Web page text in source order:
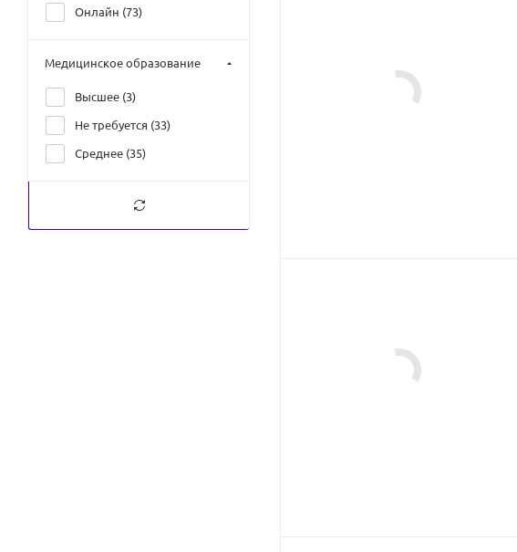
Группа компаний МЕЛИС
Дом Русской Косметики
Онлайн (73)
Медицинское образование
Высшее (3)
Не требуется (33)
Среднее (35)